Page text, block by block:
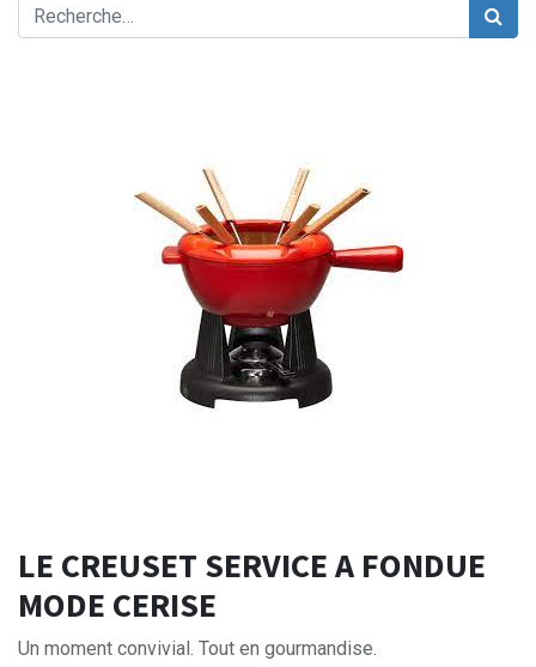
LE CREUSET SERVICE A FONDUE
MODE CERISE
Un moment convivial. Tout en gourmandise.